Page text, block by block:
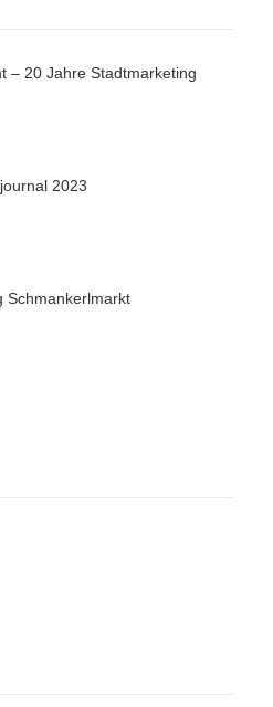
– 20 Jahre Stadtmarketing
2023
Schmankerlmarkt